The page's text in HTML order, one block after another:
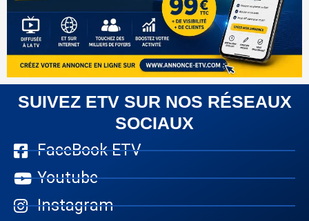
SUIVEZ ETV SUR NOS RÉSEAUX
SOCIAUX
FaceBook ETV
Youtube
Instagram